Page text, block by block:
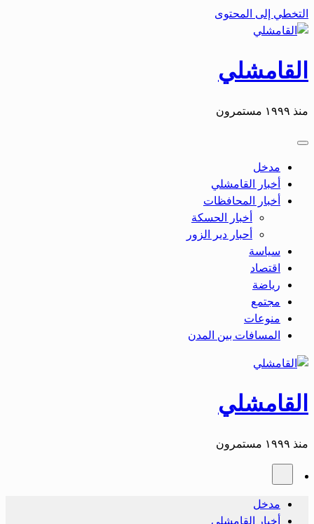
التخطي إلى المحتوى
القامشلي
منذ ١٩٩٩ مستمرون
مدخل
أخبار القامشلي
أخبار المحافظات
أخبار الحسكة
أحبار دير الزور
سياسة
اقتصاد
رياضة
مجتمع
منوعات
المسافات بين المدن
القامشلي
منذ ١٩٩٩ مستمرون
مدخل
أخبار القامشلي